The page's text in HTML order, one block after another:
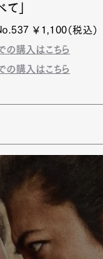
」
￥1,100（税込）
の購入はこちら
の購入はこちら